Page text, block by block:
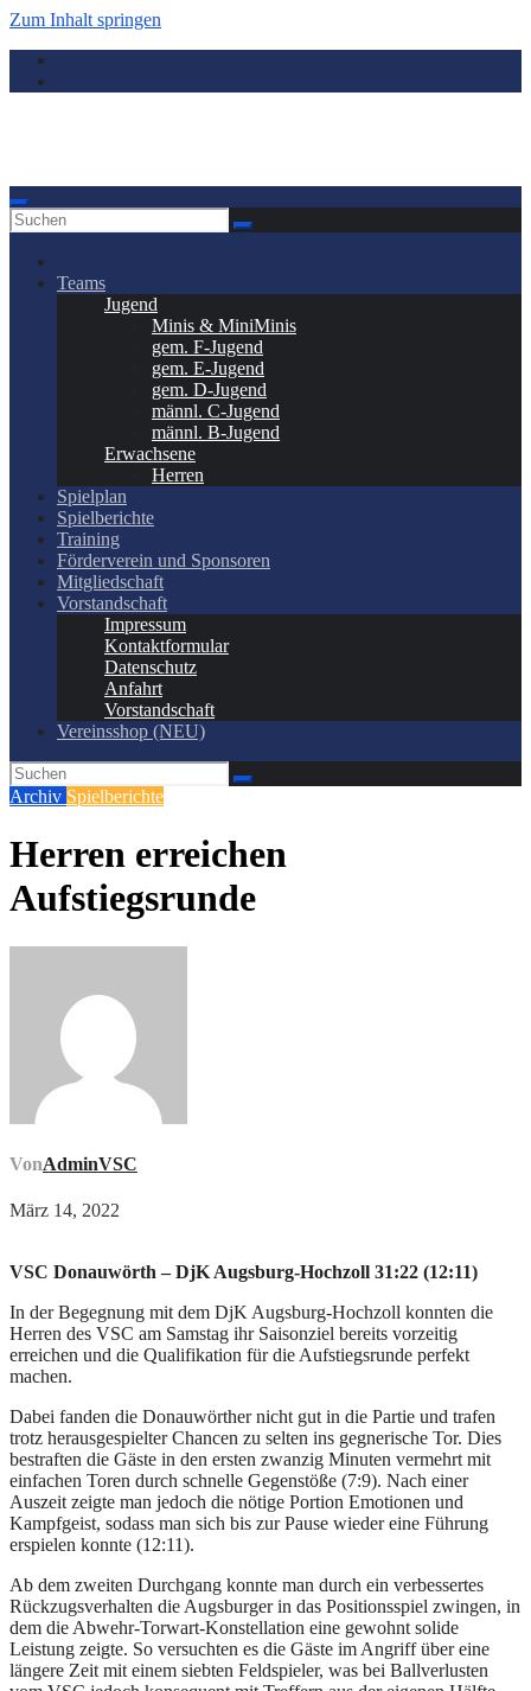
Zum Inhalt springen
Teams
Jugend
Minis & MiniMinis
gem. F-Jugend
gem. E-Jugend
gem. D-Jugend
männl. C-Jugend
männl. B-Jugend
Erwachsene
Herren
Spielplan
Spielberichte
Training
Förderverein und Sponsoren
Mitgliedschaft
Vorstandschaft
Impressum
Kontaktformular
Datenschutz
Anfahrt
Vorstandschaft
Vereinsshop (NEU)
Archiv Spielberichte
Herren erreichen
Aufstiegsrunde
VonAdminVSC
März 14, 2022
VSC Donauwörth – DjK Augsburg-Hochzoll 31:22 (12:11)
In der Begegnung mit dem DjK Augsburg-Hochzoll konnten die
Herren des VSC am Samstag ihr Saisonziel bereits vorzeitig
erreichen und die Qualifikation für die Aufstiegsrunde perfekt
machen.
Dabei fanden die Donauwörther nicht gut in die Partie und trafen
trotz herausgespielter Chancen zu selten ins gegnerische Tor. Dies
bestraften die Gäste in den ersten zwanzig Minuten vermehrt mit
einfachen Toren durch schnelle Gegenstöße (7:9). Nach einer
Auszeit zeigte man jedoch die nötige Portion Emotionen und
Kampfgeist, sodass man sich bis zur Pause wieder eine Führung
erspielen konnte (12:11).
Ab dem zweiten Durchgang konnte man durch ein verbessertes
Rückzugsverhalten die Augsburger in das Positionsspiel zwingen, in
dem die Abwehr-Torwart-Konstellation eine gewohnt solide
Leistung zeigte. So versuchten es die Gäste im Angriff über eine
längere Zeit mit einem siebten Feldspieler, was bei Ballverlusten